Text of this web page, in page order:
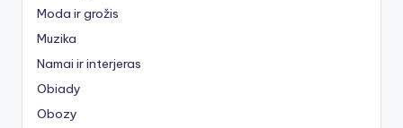
Moda ir grožis
Muzika
Namai ir interjeras
Obiady
Obozy